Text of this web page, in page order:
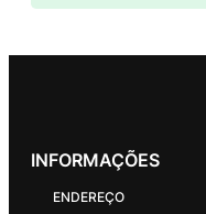
INFORMAÇÕES
ENDEREÇO